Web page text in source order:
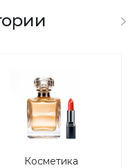
Косметика